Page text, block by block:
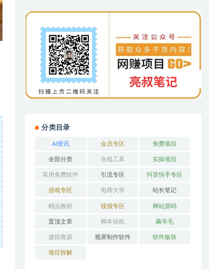
分类目录
AI资讯 会员专区 免费项目
全部分类 在线工具 实操项目
实用免费软件 引流专区 抖音快手专区
游戏专区 电商大学 站长笔记
精品教程 线报专区 网站源码
置顶文章 脚本挂机 薅羊毛
虚拟资源 视屏制作软件 软件板块
项目拆解